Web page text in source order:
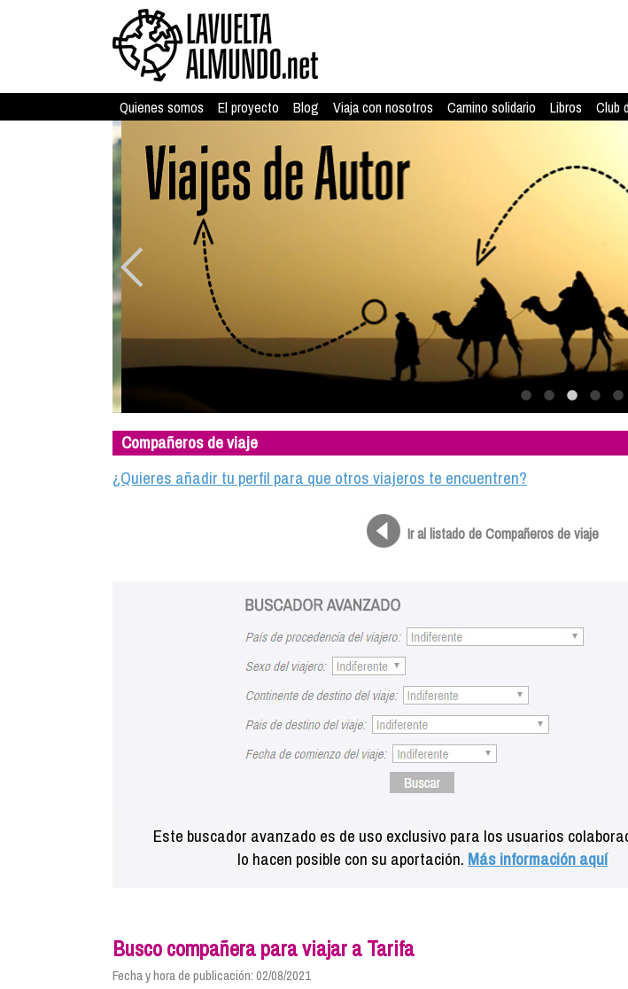
Quienes somos El proyecto Blog Viaja con nosotros Camino solidario Libros Club
Compañeros de viaje
¿Quieres añadir tu perfil para que otros viajeros te encuentren?
Ir al listado de Compañeros de viaje
Este buscador avanzado es de uso exclusivo para los usuarios
lo hacen posible con su aportación. Más información aquí
Busco compañera para viajar a Tarifa
Fecha y hora de publicación: 02/08/2021